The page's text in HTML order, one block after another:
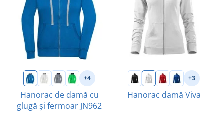
+4
Hanorac de damă cu
glugă și fermoar JN962
+3
Hanorac damă Viva